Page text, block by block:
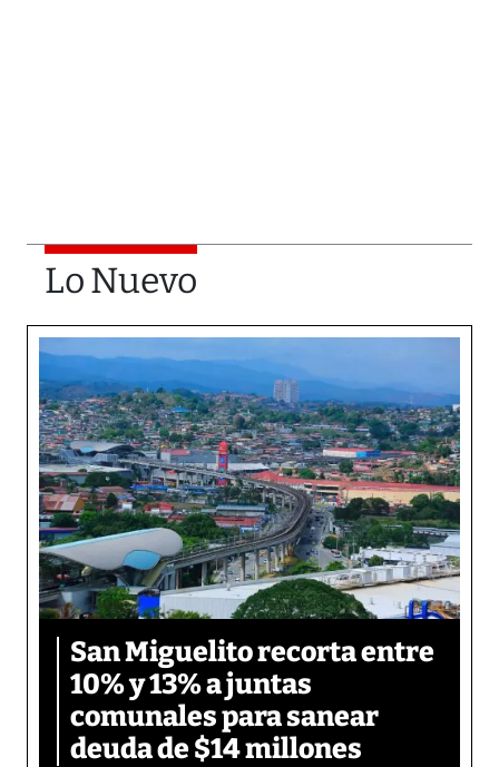
Lo Nuevo
San Miguelito recorta entre
10% y 13% a juntas
comunales para sanear
deuda de $14 millones